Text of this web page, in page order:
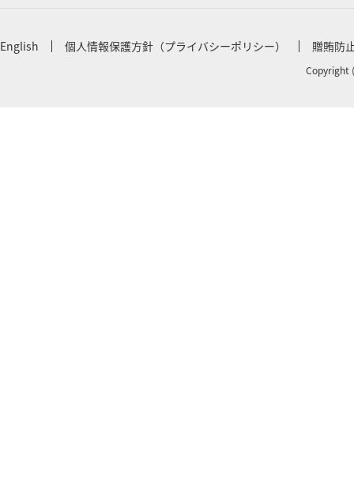
English 個人情報保護方針（プライバシーポリシー） 贈賄防
Copyright